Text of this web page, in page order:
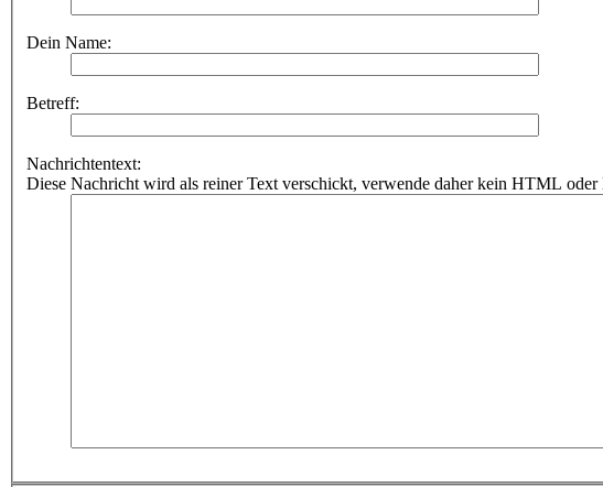
Dein Name:
Betreff:
Nachrichtentext:
Diese Nachricht wird als reiner Text verschickt, verwende daher kein HTML